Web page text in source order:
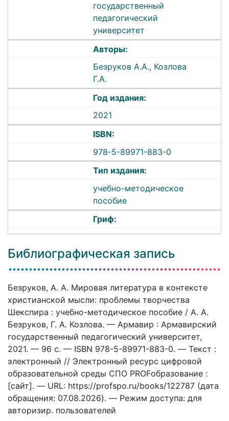
государственный
педагогический
университет
Авторы:
Безруков А.А., Козлова
Г.А.
Год издания:
2021
ISBN:
978-5-89971-883-0
Тип издания:
учебно-методическое
пособие
Гриф:
Библиографическая запись
Безруков, А. А. Мировая литература в контексте
христианской мысли: проблемы творчества
Шекспира : учебно-методическое пособие / А. А.
Безруков, Г. А. Козлова. — Армавир : Армавирский
государственный педагогический университет,
2021. — 96 c. — ISBN 978-5-89971-883-0. — Текст :
электронный // Электронный ресурс цифровой
образовательной среды СПО PROFобразование :
[сайт]. — URL: https://profspo.ru/books/122787 (дата
обращения: 07.08.2026). — Режим доступа: для
авторизир. пользователей